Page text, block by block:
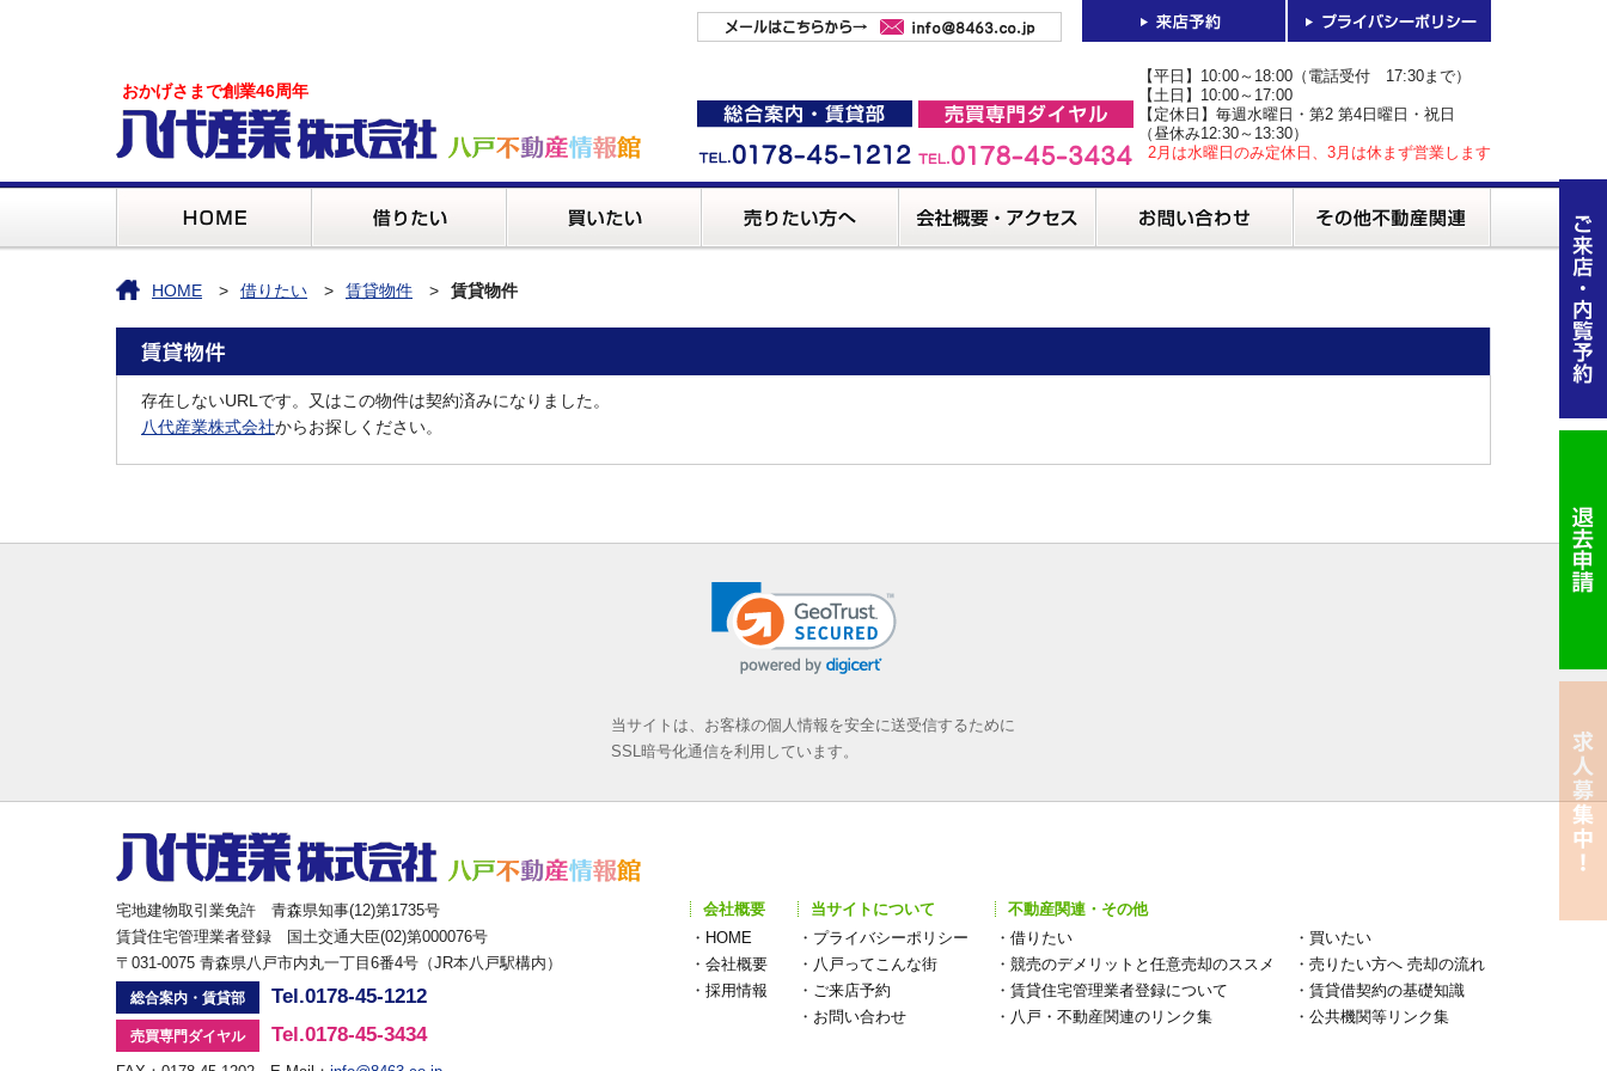
おかげさまで創業46周年
【平日】10:00～18:00（電話受付 17:30まで）
【土日】10:00～17:00
【定休日】毎週水曜日・第2 第4日曜日・祝日
（昼休み12:30～13:30）
2月は水曜日のみ定休日、3月は休まず営業します
HOME 借りたい 賃貸物件 賃貸物件
存在しないURLです。又はこの物件は契約済みになりました。
八代産業株式会社からお探しください。
当サイトは、お客様の個人情報を安全に送受信するために
SSL暗号化通信を利用しています。
宅地建物取引業免許 青森県知事(12)第1735号
賃貸住宅管理業者登録 国土交通大臣(02)第000076号
〒031-0075 青森県八戸市内丸一丁目6番4号（JR本八戸駅構内）
総合案内・賃貸部 Tel.0178-45-1212
売買専門ダイヤル Tel.0178-45-3434
会社概要
・ HOME
・ 会社概要
・ 採用情報
当サイトについて
・ プライバシーポリシー
・ 八戸ってこんな街
・ ご来店予約
・ お問い合わせ
不動産関連・その他
・ 借りたい ・ 買いたい
・ 競売のデメリットと任意売却のススメ ・ 売りたい方へ 売却の流れ
・ 賃貸住宅管理業者登録について ・ 賃貸借契約の基礎知識
・ 八戸・不動産関連のリンク集 ・ 公共機関等リンク集